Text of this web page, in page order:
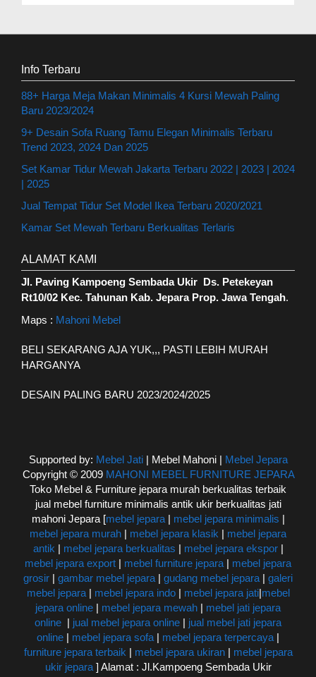
Info Terbaru
88+ Harga Meja Makan Minimalis 4 Kursi Mewah Paling
Baru 2023/2024
9+ Desain Sofa Ruang Tamu Elegan Minimalis Terbaru
Trend 2023, 2024 Dan 2025
Set Kamar Tidur Mewah Jakarta Terbaru 2022 | 2023 | 2024
| 2025
Jual Tempat Tidur Set Model Ikea Terbaru 2020/2021
Kamar Set Mewah Terbaru Berkualitas Terlaris
ALAMAT KAMI
Jl. Paving Kampoeng Sembada Ukir Ds. Petekeyan
Rt10/02 Kec. Tahunan Kab. Jepara Prop. Jawa Tengah.
Maps : Mahoni Mebel
BELI SEKARANG AJA YUK,,, PASTI LEBIH MURAH
HARGANYA
DESAIN PALING BARU 2023/2024/2025
Supported by: Mebel Jati| Mebel Mahoni | Mebel Jepara
Copyright © 2009 MAHONI MEBEL FURNITURE JEPARA
Toko Mebel & Furniture jepara murah berkualitas terbaik
jual mebel furniture minimalis antik ukir berkualitas jati
mahoni Jepara [mebel jepara| mebel jepara minimalis |
mebel jepara murah | mebel jepara klasik | mebel jepara
antik | mebel jepara berkualitas | mebel jepara ekspor|
mebel jepara export | mebel furniture jepara | mebel jepara
grosir | gambar mebel jepara | gudang mebel jepara | galeri
mebel jepara| mebel jepara indo| mebel jepara jati|mebel
jepara online | mebel jepara mewah | mebel jati jepara
online | jual mebel jepara online | jual mebel jati jepara
online | mebel jepara sofa | mebel jepara terpercaya |
furniture jepara terbaik | mebel jepara ukiran| mebel jepara
ukir jepara ] Alamat : Jl.Kampoeng Sembada Ukir